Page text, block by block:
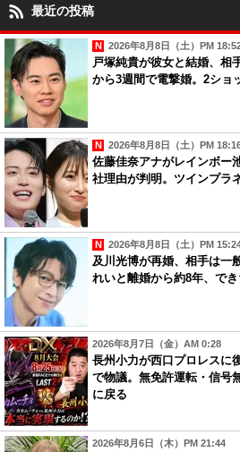
最近の投稿
2026年8月8日（土）PM
戸塚純貴が彼女と結婚、相
から3週間で電撃婚。2ショ
2026年8月8日（土）PM
佐藤佳奈アナがレインボー
社理由が判明。ツインプラ
2026年8月8日（土）PM
及川光博が再婚、相手は一
れいと離婚から約8年、で
2026年8月7日（金）AM 0:28
長州小力が西口プロレスに
で物議。無免許運転・信号
に戻る
2026年8月6日（木）PM 21:44